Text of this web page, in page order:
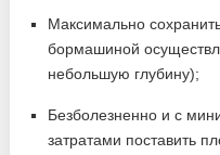
Максимально
бормашиной
небольшую глубину);
Безболезненно и с
затратами поставить